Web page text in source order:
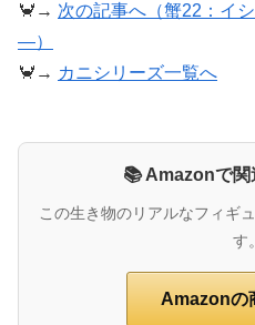
🦀→ 次の記事へ（蟹22：イ
―）
🦀→ カニシリーズ一覧へ
📚 Amazonで関
この生き物のリアルなフィギ
す。
Amazonの